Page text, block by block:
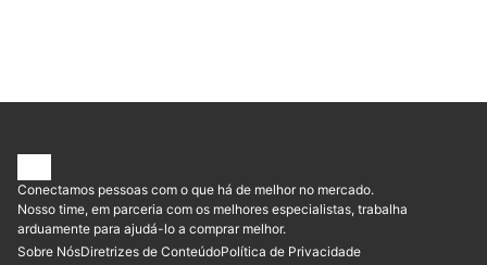
Conectamos pessoas com o que há de melhor no mercado.
Nosso time, em parceria com os melhores especialistas, trabalha
arduamente para ajudá-lo a comprar melhor.
Sobre NósDiretrizes de ConteúdoPolítica de Privacidade